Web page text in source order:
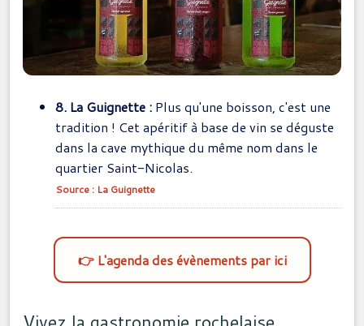
8. La Guignette : Plus qu'une boisson, c'est une
tradition ! Cet apéritif à base de vin se déguste
dans la cave mythique du même nom dans le
quartier Saint-Nicolas.
Source : La Guignette
👉 L'agenda des évènements par ici